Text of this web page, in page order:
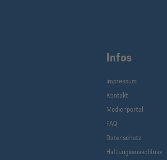
Infos
Impressum
Kontakt
Medienportal
FAQ
Datenschutz
Haftungsausschluss